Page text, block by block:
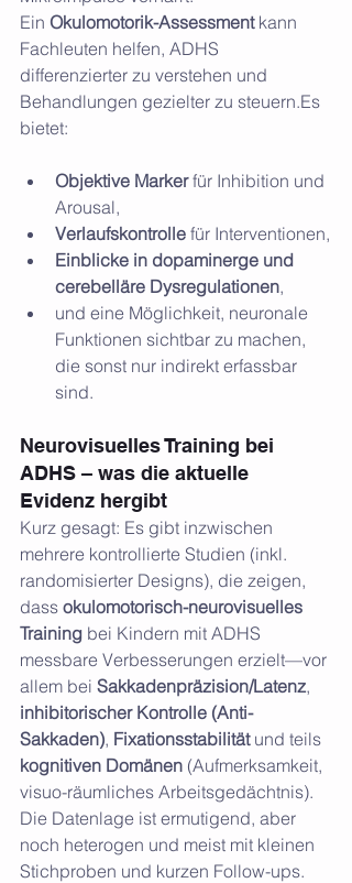
Ein Okulomotorik-Assessment kann
Fachleuten helfen, ADHS
differenzierter zu verstehen und
Behandlungen gezielter zu steuern.Es
bietet:
Objektive Marker für Inhibition und
Arousal,
Verlaufskontrolle für Interventionen,
Einblicke in dopaminerge und
cerebelläre Dysregulationen,
und eine Möglichkeit, neuronale
Funktionen sichtbar zu machen,
die sonst nur indirekt erfassbar
sind.
Neurovisuelles Training bei
ADHS – was die aktuelle
Evidenz hergibt
Kurz gesagt: Es gibt inzwischen
mehrere kontrollierte Studien (inkl.
randomisierter Designs), die zeigen,
dass okulomotorisch-neurovisuelles
Training bei Kindern mit ADHS
messbare Verbesserungen erzielt—vor
allem bei Sakkadenpräzision/Latenz,
inhibitorischer Kontrolle (Anti-
Sakkaden), Fixationsstabilität und teils
kognitiven Domänen (Aufmerksamkeit,
visuo-räumliches Arbeitsgedächtnis).
Die Datenlage ist ermutigend, aber
noch heterogen und meist mit kleinen
Stichproben und kurzen Follow-ups.